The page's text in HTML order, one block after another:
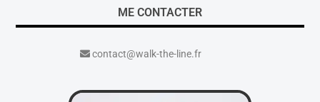
ME CONTACTER
contact@walk-the-line.fr